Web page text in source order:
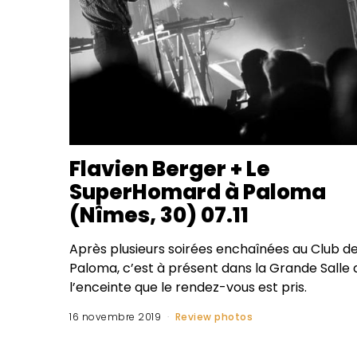
Flavien Berger + Le
SuperHomard à Paloma
(Nîmes, 30) 07.11
Après plusieurs soirées enchaînées au Club
Paloma, c’est à présent dans la Grande Salle
l’enceinte que le rendez-vous est pris.
16 novembre 2019 Review photos